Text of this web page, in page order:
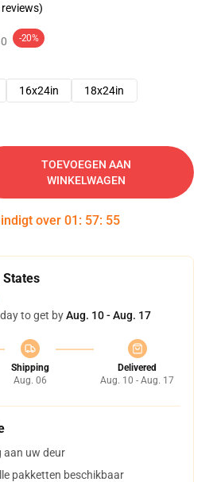
-20%
16x24in 18x24in
TOEVOEGEN AAN
WINKELWAGEN
over 01 : 57: 54
States
to get byAug. 10 - Aug. 17
Shipping
Aug. 06
Delivered
Aug. 10 - Aug. 17
aan uw deur
pakketten beschikbaar